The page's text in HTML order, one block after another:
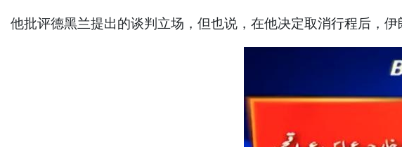
他批评德黑兰提出的谈判立场，但也说，在他决定取消行程后，伊